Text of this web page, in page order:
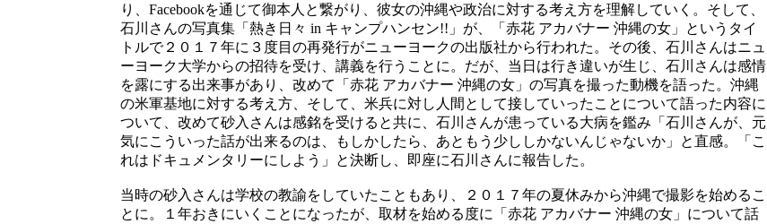
り、Facebookを通じて御本人と繋がり、彼女の沖縄や政治に対する考え方を理解していく。そして、
石川さんの写真集「熱き日々 in キャンプハンセン!!」が、「赤花 アカバナー 沖縄の女」というタイ
トルで２０１７年に３度目の再発行がニューヨークの出版社から行われた。その後、石川さんはニュ
ーヨーク大学からの招待を受け、講義を行うことに。だが、当日は行き違いが生じ、石川さんは感情
を露にする出来事があり、改めて「赤花 アカバナー 沖縄の女」の写真を撮った動機を語った。沖縄
の米軍基地に対する考え方、そして、米兵に対し人間として接していったことについて語った内容に
ついて、改めて砂入さんは感銘を受けると共に、石川さんが患っている大病を鑑み「石川さんが、元
気にこういった話が出来るのは、もしかしたら、あともう少ししかないんじゃないか」と直感。「こ
れはドキュメンタリーにしよう」と決断し、即座に石川さんに報告した。
当時の砂入さんは学校の教諭をしていたこともあり、２０１７年の夏休みから沖縄で撮影を始めるこ
とに。１年おきにいくことになったが、取材を始める度に「赤花 アカバナー 沖縄の女」について話